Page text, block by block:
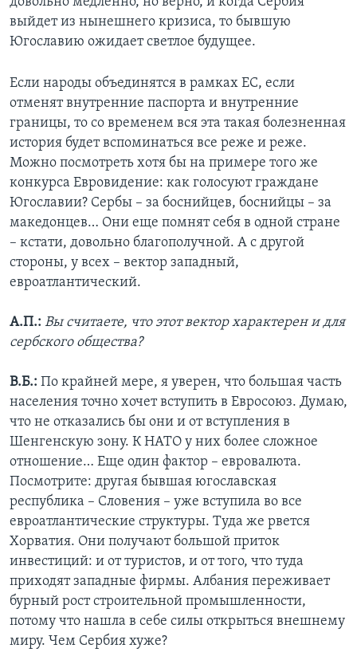
выйдет из нынешнего кризиса, то бывшую
Югославию ожидает светлое будущее.
Если народы объединятся в рамках ЕС, если
отменят внутренние паспорта и внутренние
границы, то со временем вся эта такая болезненная
история будет вспоминаться все реже и реже.
Можно посмотреть хотя бы на примере того же
конкурса Евровидение: как голосуют граждане
Югославии? Сербы – за боснийцев, боснийцы – за
македонцев… Они еще помнят себя в одной стране
– кстати, довольно благополучной. А с другой
стороны, у всех – вектор западный,
евроатлантический.
А.П.: Вы считаете, что этот вектор характерен и для
сербского общества?
В.Б.: По крайней мере, я уверен, что большая часть
населения точно хочет вступить в Евросоюз. Думаю,
что не отказались бы они и от вступления в
Шенгенскую зону. К НАТО у них более сложное
отношение… Еще один фактор – евровалюта.
Посмотрите: другая бывшая югославская
республика – Словения – уже вступила во все
евроатлантические структуры. Туда же рвется
Хорватия. Они получают большой приток
инвестиций: и от туристов, и от того, что туда
приходят западные фирмы. Албания переживает
бурный рост строительной промышленности,
потому что нашла в себе силы открыться внешнему
миру. Чем Сербия хуже?